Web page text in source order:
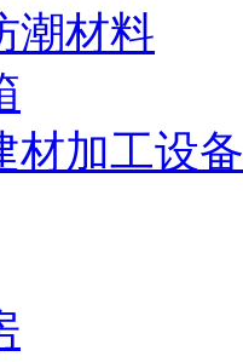
潮材料
材加工设备